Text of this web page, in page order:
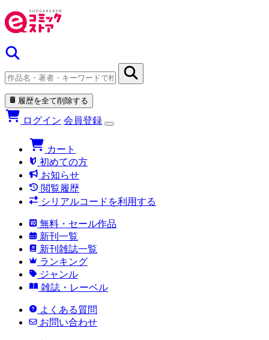
履歴を全て削除する
ログイン 会員登録
カート
初めての方
お知らせ
閲覧履歴
シリアルコードを利用する
無料・セール作品
新刊一覧
新刊雑誌一覧
ランキング
ジャンル
雑誌・レーベル
よくある質問
お問い合わせ